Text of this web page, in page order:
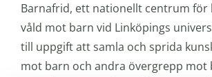
Barnafrid, ett nationellt centrum för
våld mot barn vid Linköpings
till uppgift att samla och sprida
mot barn och andra övergrepp mot